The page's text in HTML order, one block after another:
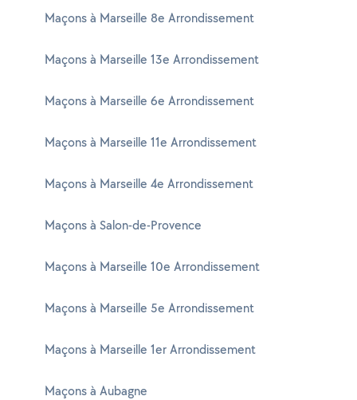
Maçons à Marseille 8e Arrondissement
Maçons à Marseille 13e Arrondissement
Maçons à Marseille 6e Arrondissement
Maçons à Marseille 11e Arrondissement
Maçons à Marseille 4e Arrondissement
Maçons à Salon-de-Provence
Maçons à Marseille 10e Arrondissement
Maçons à Marseille 5e Arrondissement
Maçons à Marseille 1er Arrondissement
Maçons à Aubagne